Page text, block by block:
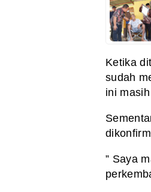
Ketika
sudah
ini
” Saya